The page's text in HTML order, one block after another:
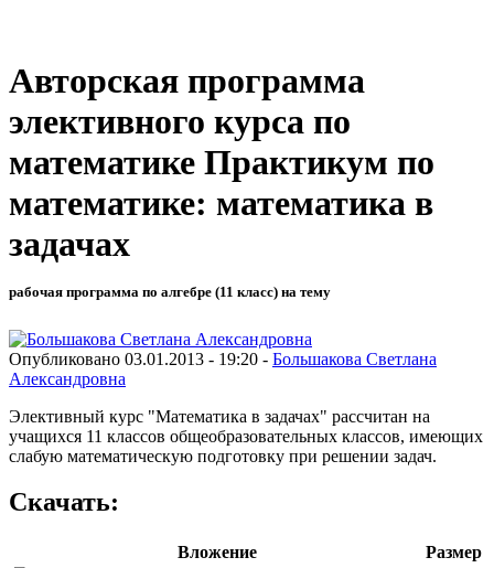
Авторская программа
элективного курса по
математике Практикум по
математике: математика в
задачах
рабочая программа по алгебре (11 класс) на тему
Опубликовано 03.01.2013 - 19:20 - Большакова Светлана
Александровна
Элективный курс "Математика в задачах" рассчитан на
учащихся 11 классов общеобразовательных классов, имеющих
слабую математическую подготовку при решении задач.
Скачать:
Вложение
Размер